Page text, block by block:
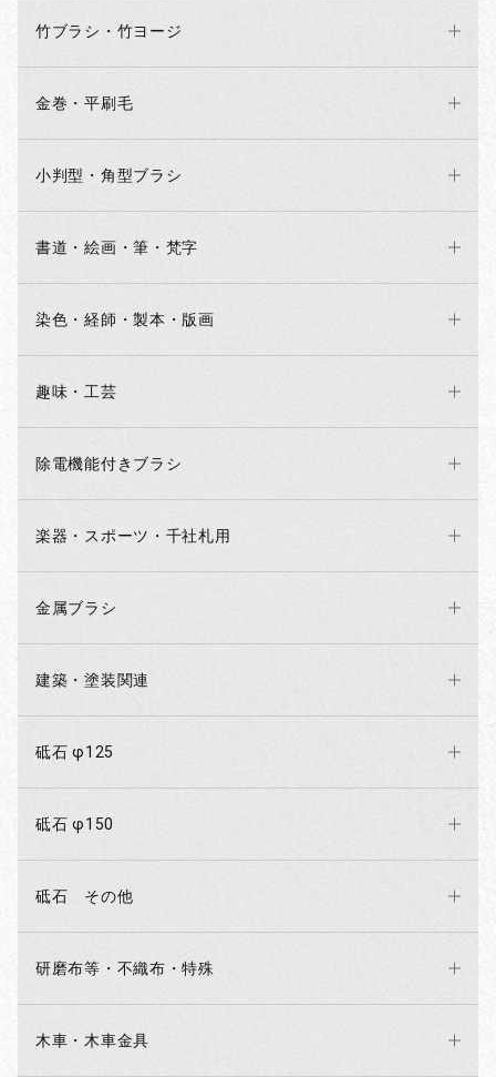
竹ブラシ・竹ヨージ
金巻・平刷毛
小判型・角型ブラシ
書道・絵画・筆・梵字
染色・経師・製本・版画
趣味・工芸
除電機能付きブラシ
楽器・スポーツ・千社札用
金属ブラシ
建築・塗装関連
砥石 φ125
砥石 φ150
砥石 その他
研磨布等・不織布・特殊
木車・木車金具